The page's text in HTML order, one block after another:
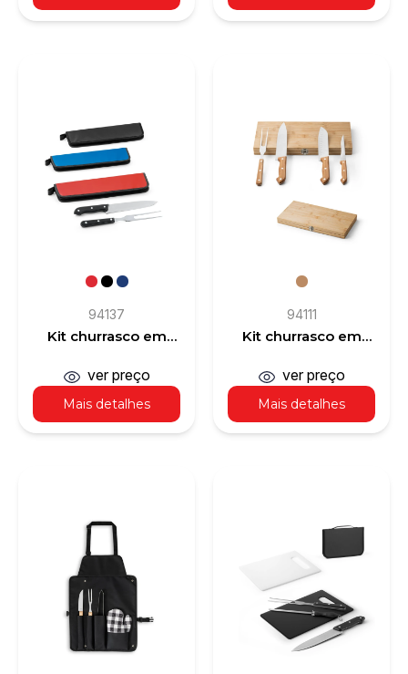
94137
Kit churrasco em
2 utensílios em aço
inox e PP
Mais detalhes
ver preço
94111
Kit churrasco em
utensílios em aço
inox e bambu
Mais detalhes
ver preço